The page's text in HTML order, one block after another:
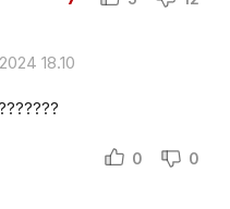
18.10
0 0